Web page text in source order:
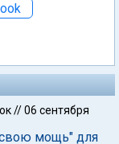
//06 сентября
свою мощь" для